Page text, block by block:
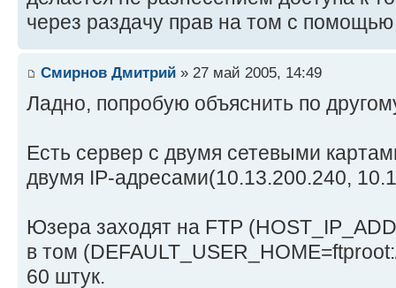
через раздачу прав на том с
Смирнов Дмитрий » 27 май 2005, 14:49
Ладно, попробую объяснить по
Есть сервер с двумя сетевыми
двумя IP-адресами(10.13.200.240,
Юзера заходят на FTP
в том
60 штук.